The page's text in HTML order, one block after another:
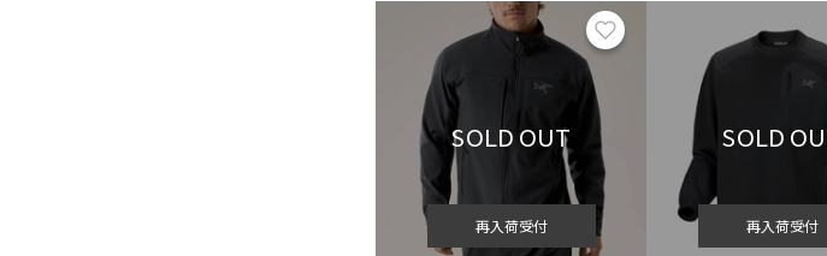
SOLD OUT
再入荷受付
SOLD
再入荷受付